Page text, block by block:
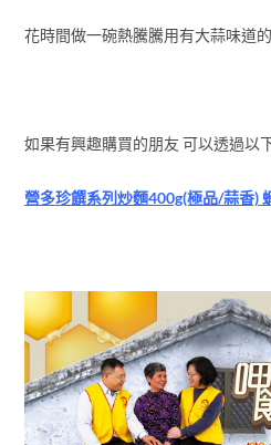
花時間做一碗熱騰騰用有大蒜味道
如果有興趣購買的朋友 可以透過以
營多珍饌系列炒麵400g(極品/蒜香)